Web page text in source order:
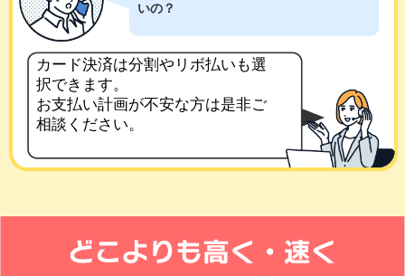
いの？
カード決済は分割やリボ払いも選
択できます。
お支払い計画が不安な方は是非ご
相談ください。